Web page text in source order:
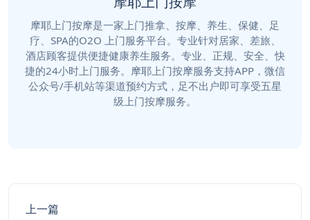
摩耶上门按摩是一家上门推拿、按摩、养生、保健、足
疗、SPA的O2O 上门服务平台。专业针对居家、差旅、
酒店顾客提供便捷健康养生服务。专业、正规、安全、快
捷的24小时上门服务。摩耶上门按摩服务支持APP，微信
公众号/手机站等渠道预约方式，足不出户即可享受五星
级上门按摩服务。
上一篇